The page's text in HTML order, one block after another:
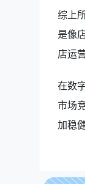
综上
是像
店运
在数
市场
加稳健